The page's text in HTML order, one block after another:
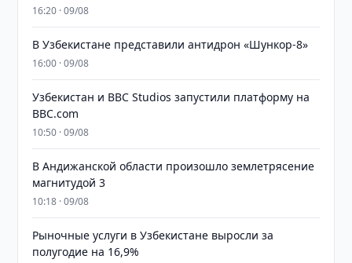
16:20 · 09/08
В Узбекистане представили антидрон «Шункор-8»
16:00 · 09/08
Узбекистан и BBC Studios запустили платформу на
BBC.com
10:50 · 09/08
В Андижанской области произошло землетрясение
магнитудой 3
10:18 · 09/08
Рыночные услуги в Узбекистане выросли за
полугодие на 16,9%